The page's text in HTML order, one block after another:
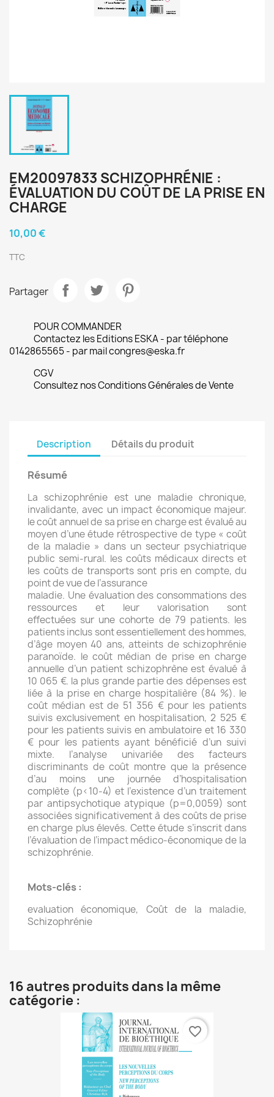
EM20097833 SCHIZOPHRÉNIE :
ÉVALUATION DU COÛT DE LA PRISE EN
CHARGE
10,00 €
TTC
Partager
POUR COMMANDER
Contactez les Editions ESKA - par téléphone
0142865565 - par mail congres@eska.fr
CGV
Consultez nos Conditions Générales de Vente
Description Détails du produit
Résumé
La schizophrénie est une maladie chronique,
invalidante, avec un impact économique majeur.
le coût annuel de sa prise en charge est évalué au
moyen d’une étude rétrospective de type « coût
de la maladie » dans un secteur psychiatrique
public semi-rural. les coûts médicaux directs et
les coûts de transports sont pris en compte, du
point de vue de l’assurance
maladie. Une évaluation des consommations des
ressources et leur valorisation sont
effectuées sur une cohorte de 79 patients. les
patients inclus sont essentiellement des hommes,
d’âge moyen 40 ans, atteints de schizophrénie
paranoïde. le coût médian de prise en charge
annuelle d’un patient schizophrène est évalué à
10 065 €. la plus grande partie des dépenses est
liée à la prise en charge hospitalière (84 %). le
coût médian est de 51 356 € pour les patients
suivis exclusivement en hospitalisation, 2 525 €
pour les patients suivis en ambulatoire et 16 330
€ pour les patients ayant bénéficié d’un suivi
mixte. l’analyse univariée des facteurs
discriminants de coût montre que la présence
d’au moins une journée d’hospitalisation
complète (p<10-4) et l’existence d’un traitement
par antipsychotique atypique (p=0,0059) sont
associées significativement à des coûts de prise
en charge plus élevés. Cette étude s’inscrit dans
l’évaluation de l’impact médico-économique de la
schizophrénie.
Mots-clés :
evaluation économique, Coût de la maladie,
Schizophrénie
16 autres produits dans la même
catégorie :
favorite_border